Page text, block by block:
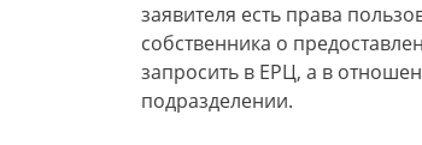
заявителя есть права
собственника о
запросить в ЕРЦ, а в
подразделении.